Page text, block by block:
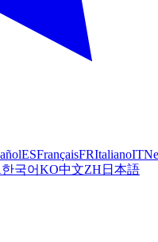
ESFrançaisFRItalianoIT
한국어KO中文ZH 日本語